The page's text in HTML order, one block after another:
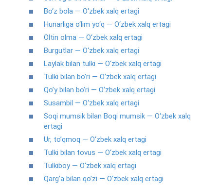
Bo‘z bola — O‘zbek xalq ertagi
Hunarliga o‘lim yo‘q — O‘zbek xalq ertagi
Oltin olma — O‘zbek xalq ertagi
Burgutlar — O‘zbek xalq ertagi
Laylak bilan tulki — O‘zbek xalq ertagi
Tulki bilan bo’ri — O‘zbek xalq ertagi
Qo’y bilan bo’ri — O‘zbek xalq ertagi
Susambil — O‘zbek xalq ertagi
Soqi mumsik bilan Boqi mumsik — O‘zbek xalq
ertagi
Ur, to’qmoq — O‘zbek xalq ertagi
Tulki bilan tovus — O‘zbek xalq ertagi
Tulkiboy — O‘zbek xalq ertagi
Qarg’a bilan qo’zi — O‘zbek xalq ertagi